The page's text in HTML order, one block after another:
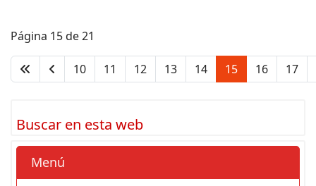
Página 15 de 21
10 11 12 13 14 15 16 17
Buscar en esta web
Menú